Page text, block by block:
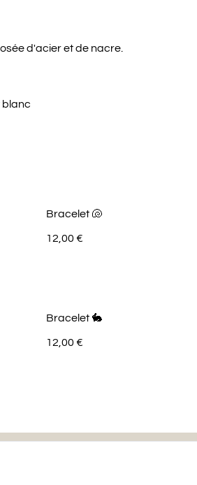
d'acier et de nacre.
blanc
Bracelet 🐚
12,00 €
Bracelet 🐇
12,00 €